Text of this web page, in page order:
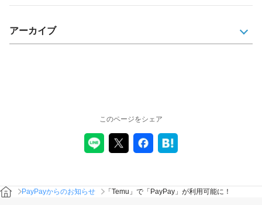
アーカイブ
このページをシェア
PayPayからのお知らせ 「Temu」で「PayPay」が利用可能に！